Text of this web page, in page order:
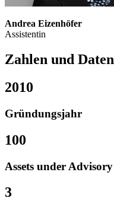
Andrea Eizenhöfer
Assistentin
Zahlen und Daten
2010
Gründungsjahr
100
Assets under Advisory
3